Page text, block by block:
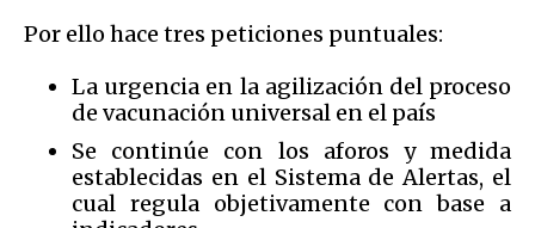
Por ello hace tres peticiones puntuales:
La urgencia en la agilización del proceso
de vacunación universal en el país
Se continúe con los aforos y medida
establecidas en el Sistema de Alertas, el
cual regula objetivamente con base a